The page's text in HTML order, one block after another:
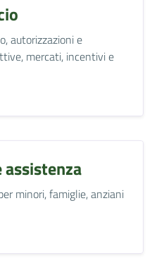
autorizzazioni e
mercati, incentivi e
assistenza
minori, famiglie, anziani